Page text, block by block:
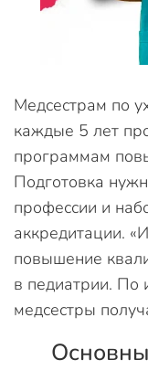
Медсестрам по
каждые 5 лет
программам
Подготовка
профессии и
аккредитации.
повышение
в педиатрии. По
медсестры